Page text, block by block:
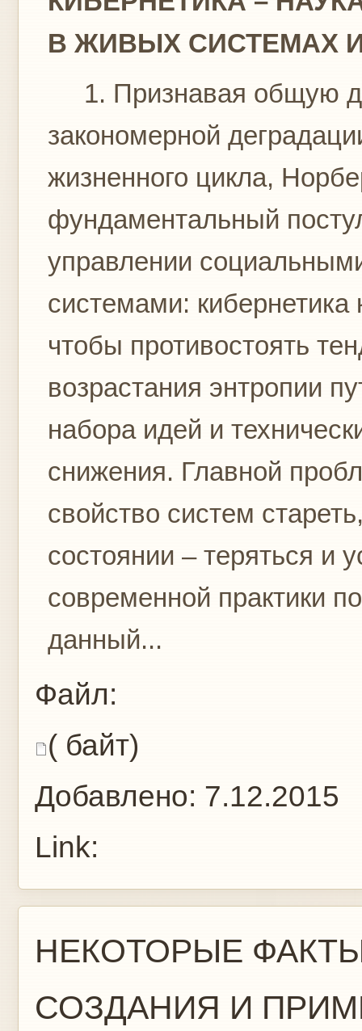
В ЖИВЫХ СИСТЕМАХ
1. Признавая общую
закономерной
жизненного цикла,
фундаментальный
управлении
системами: кибернетика
чтобы противостоять
возрастания энтропии
набора идей и
снижения. Главной
свойство систем
состоянии – теряться и
современной практики
данный...
Файл:
( байт)
Добавлено: 7.12.2015
Link:
НЕКОТОРЫЕ
СОЗДАНИЯ И